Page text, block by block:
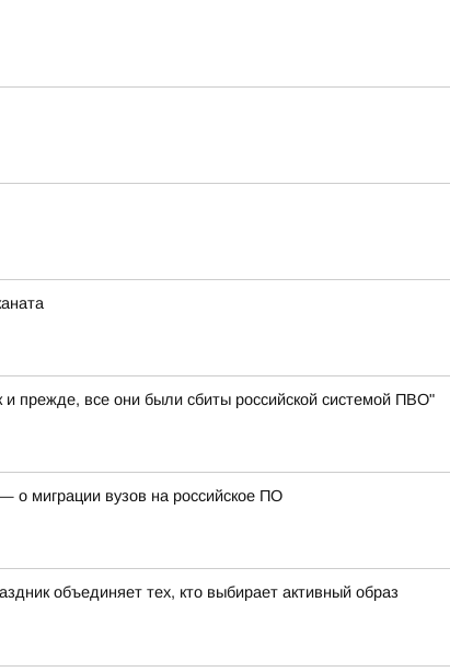
прежде, все они были сбиты российской системой ПВО"
о миграции вузов на российское ПО
объединяет тех, кто выбирает активный образ